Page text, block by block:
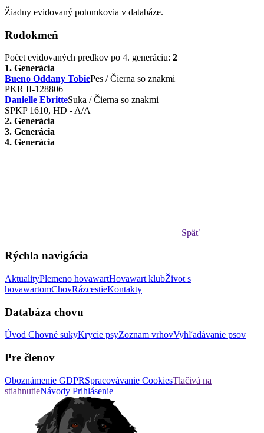
Žiadny evidovaný potomkovia v databáze.
Rodokmeň
Počet evidovaných predkov po 4. generáciu: 2
1. Generácia
Bueno Oddany TobiePes / Čierna so znakmi
PKR II-128806
Danielle EbritteSuka / Čierna so znakmi
SPKP 1610, HD - A/A
2. Generácia
3. Generácia
4. Generácia
Späť
Rýchla navigácia
AktualityPlemeno hovawartHovawart klubŽivot s
hovawartomChovRázcestieKontakty
Databáza chovu
Úvod Chovné sukyKrycie psyZoznam vrhovVyhľadávanie psov
Pre členov
Oboznámenie GDPRSpracovávanie CookiesTlačivá na
stiahnutieNávody Prihlásenie